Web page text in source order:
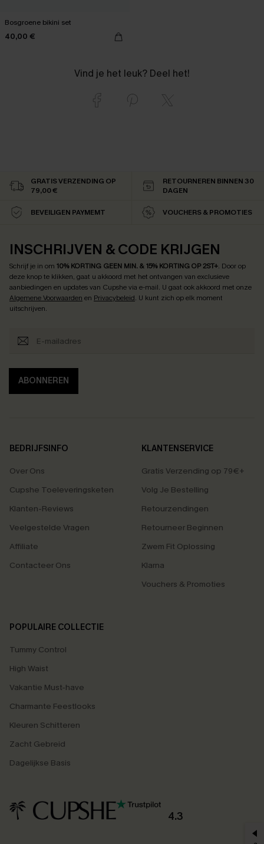
Bosgroene bikini set
40,00 €
Vind je het leuk? Deel het!
GRATIS VERZENDING OP
79,00 €
RETOURNEREN BINNEN 30
DAGEN
BEVEILIGEN PAYMEMT VOUCHERS & PROMOTIES
INSCHRIJVEN & CODE KRIJGEN
Schrijf je in om 10% KORTING GEEN MIN. & 15% KORTING OP 2ST+. Door op
deze knop te klikken, gaat u akkoord met het ontvangen van exclusieve
aanbiedingen en updates van Cupshe via e-mail. U gaat ook akkoord met onze
Algemene Voorwaarden en Privacybeleid. U kunt zich op elk moment
uitschrijven.
ABONNEREN
BEDRIJFSINFO
Over Ons
Cupshe Toeleveringsketen
Klanten-Reviews
Veelgestelde Vragen
Affiliate
Contacteer Ons
KLANTENSERVICE
Gratis Verzending op 79€+
Volg Je Bestelling
Retourzendingen
Retourneer Beginnen
Zwem Fit Oplossing
Klarna
Vouchers & Promoties
POPULAIRE COLLECTIE
Tummy Control
High Waist
Vakantie Must-have
Charmante Feestlooks
Kleuren Schitteren
Zacht Gebreid
Dagelijkse Basis
4.3